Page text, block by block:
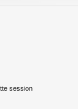
session